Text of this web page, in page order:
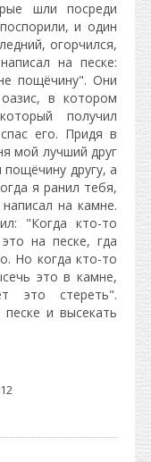
шли посреди
и один
огорчился,
на песке:
пощёчину". Они
в котором
получил
его. Придя в
мой лучший друг
другу, а
я ранил тебя,
на камне.
"Когда кто-то
на песке, гда
Но когда кто-то
это в камне,
это стереть".
и высекать